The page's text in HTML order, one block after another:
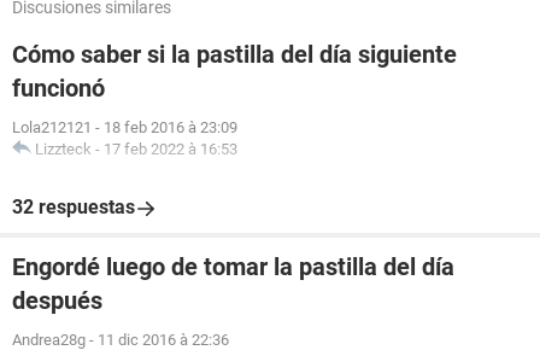
Discusiones similares
Cómo saber si la pastilla del día siguiente
funcionó
Lola212121 - 18 feb 2016 à 23:09
Lizzteck - 17 feb 2022 à 16:53
32 respuestas
Engordé luego de tomar la pastilla del día
después
Andrea28g - 11 dic 2016 à 22:36